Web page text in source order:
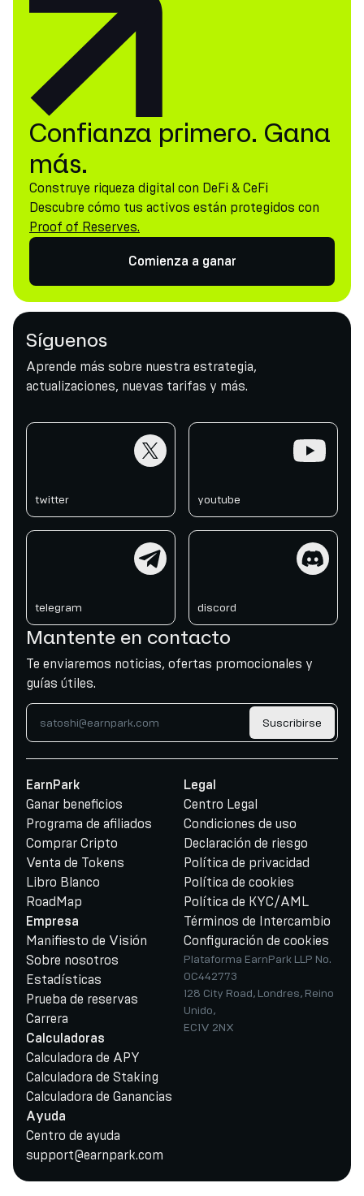
Confianza primero. Gana
más.
Construye riqueza digital con DeFi & CeFi
Descubre cómo tus activos están protegidos con
Proof of Reserves.
Comienza a ganar
Síguenos
Aprende más sobre nuestra estrategia,
actualizaciones, nuevas tarifas y más.
twitter youtube
telegram discord
Mantente en contacto
Te enviaremos noticias, ofertas promocionales y
guías útiles.
Suscribirse
EarnPark
Ganar beneficios
Programa de afiliados
Comprar Cripto
Venta de Tokens
Libro Blanco
RoadMap
Empresa
Manifiesto de Visión
Sobre nosotros
Estadísticas
Prueba de reservas
Carrera
Calculadoras
Calculadora de APY
Calculadora de Staking
Calculadora de Ganancias
Ayuda
Centro de ayuda
support@earnpark.com
Legal
Centro Legal
Condiciones de uso
Declaración de riesgo
Política de privacidad
Política de cookies
Política de KYC/AML
Términos de Intercambio
Configuración de cookies
Plataforma EarnPark LLP No.
OC442773
128 City Road, Londres, Reino
Unido,
EC1V 2NX